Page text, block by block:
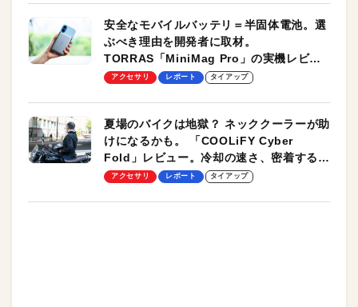
安全なモバイルバッテリ＝半固体電池。選
ぶべき理由を開発者に取材。
TORRAS「MiniMag Pro」の実機レビュ
ーも
アクセサリ レポート タイアップ
夏場のバイクは地獄？ ネッククーラーが助
けになるかも。 「COOLiFY Cyber
Fold」レビュー。冷却の速さ、密着する冷
却プレート、シンプルな操作性がグッド！
アクセサリ レポート タイアップ